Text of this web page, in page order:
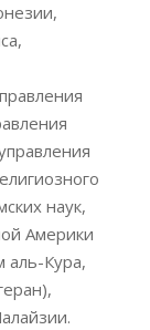
наук,
Америки
аль-Кура,